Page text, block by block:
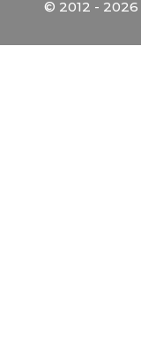
© 2012 -